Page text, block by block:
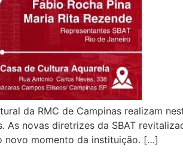
da RMC de Campinas realizam
As novas diretrizes da SBAT
novo momento da instituição. […]